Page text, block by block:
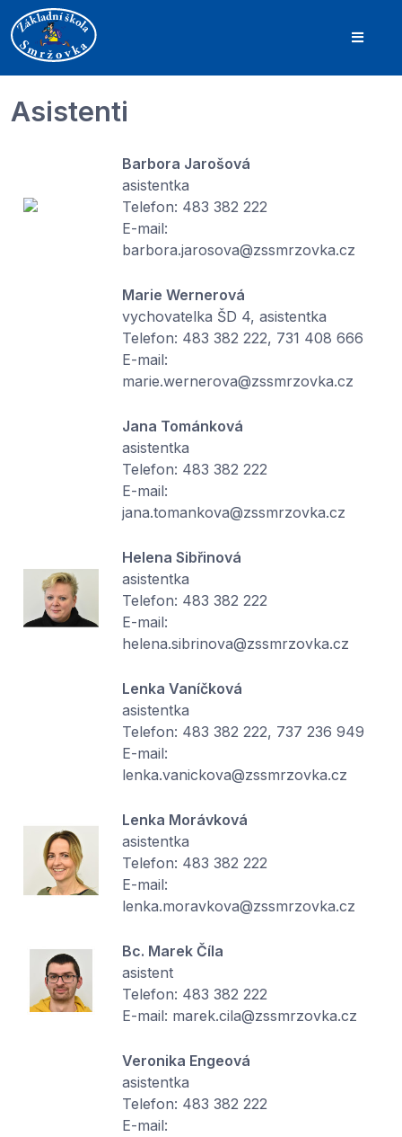
Asistenti
Barbora Jarošová
asistentka
Telefon: 483 382 222
E-mail:
barbora.jarosova@zssmrzovka.cz
Marie Wernerová
vychovatelka ŠD 4, asistentka
Telefon: 483 382 222, 731 408 666
E-mail:
marie.wernerova@zssmrzovka.cz
Jana Tománková
asistentka
Telefon: 483 382 222
E-mail:
jana.tomankova@zssmrzovka.cz
Helena Sibřinová
asistentka
Telefon: 483 382 222
E-mail:
helena.sibrinova@zssmrzovka.cz
Lenka Vaníčková
asistentka
Telefon: 483 382 222, 737 236 949
E-mail:
lenka.vanickova@zssmrzovka.cz
Lenka Morávková
asistentka
Telefon: 483 382 222
E-mail:
lenka.moravkova@zssmrzovka.cz
Bc. Marek Číla
asistent
Telefon: 483 382 222
E-mail: marek.cila@zssmrzovka.cz
Veronika Engeová
asistentka
Telefon: 483 382 222
E-mail: